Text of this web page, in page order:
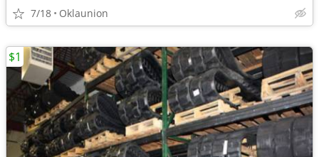
7/18 Oklaunion
$1